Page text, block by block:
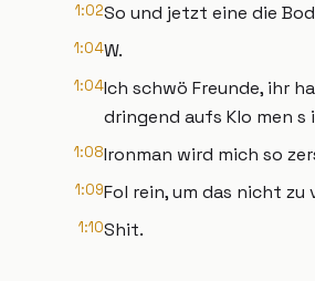
1:02So und jetzt eine die
1:04W.
1:04Ich schwö Freunde, ihr
dringend aufs Klo men s
1:08Ironman wird mich so
1:09Fol rein, um das nicht zu
1:10Shit.